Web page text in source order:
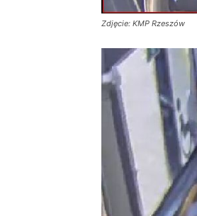
Zdjęcie: KMP Rzeszów